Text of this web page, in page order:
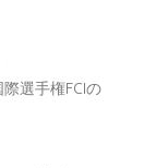
選手権FCIの